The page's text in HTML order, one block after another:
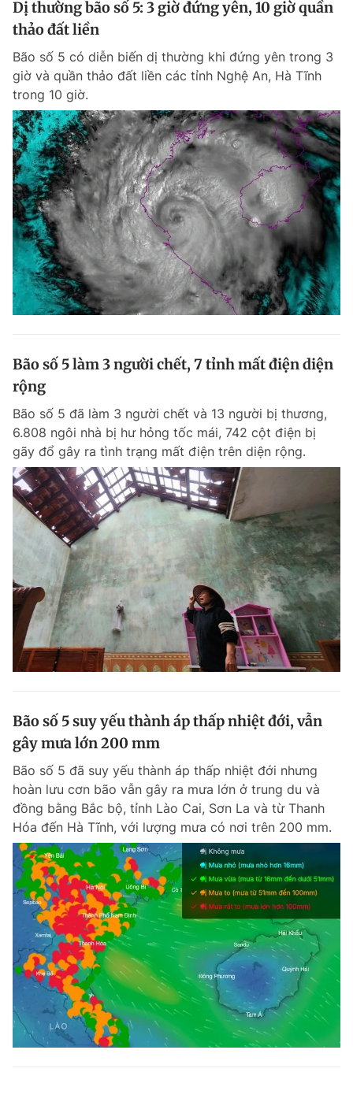
Giấy phép xuất bản số 110/GP - BTTTT cấp ngày 24.3.2020
© 2003-2026 Bản quyền thuộc về Báo Thanh Niên. Cấm sao chép
Phát triển bởi ePi Technologies, JSC.
Dị thường bão số 5: 3 giờ đứng yên, 10 giờ quần
thảo đất liền
Bão số 5 có diễn biến dị thường khi đứng yên trong 3
giờ và quần thảo đất liền các tỉnh Nghệ An, Hà Tĩnh
trong 10 giờ.
Bão số 5 làm 3 người chết, 7 tỉnh mất điện diện
rộng
Bão số 5 đã làm 3 người chết và 13 người bị thương,
6.808 ngôi nhà bị hư hỏng tốc mái, 742 cột điện bị
gãy đổ gây ra tình trạng mất điện trên diện rộng.
Bão số 5 suy yếu thành áp thấp nhiệt đới, vẫn
gây mưa lớn 200 mm
Bão số 5 đã suy yếu thành áp thấp nhiệt đới nhưng
hoàn lưu cơn bão vẫn gây ra mưa lớn ở trung du và
đồng bằng Bắc bộ, tỉnh Lào Cai, Sơn La và từ Thanh
Hóa đến Hà Tĩnh, với lượng mưa có nơi trên 200 mm.